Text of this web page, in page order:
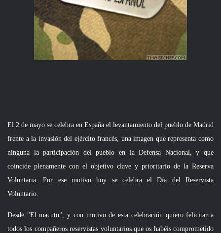
El 2 de mayo se celebra en España el levantamiento del pueblo de Madrid
frente a la invasión del ejército francés, una imagen que representa como
ninguna la participación del pueblo en la Defensa Nacional, y que
coincide plenamente con el objetivo clave y prioritario de la Reserva
Voluntaria. Por ese motivo hoy se celebra el Día del Reservista
Voluntario.
Desde "El macuto", y con motivo de esta celebración quiero felicitar a
todos los compañeros reservistas voluntarios que os habéis comprometido